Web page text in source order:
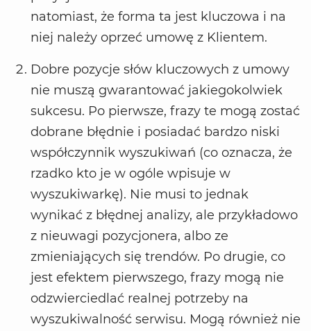
natomiast, że forma ta jest kluczowa i na
niej należy oprzeć umowę z Klientem.
Dobre pozycje słów kluczowych z umowy
nie muszą gwarantować jakiegokolwiek
sukcesu. Po pierwsze, frazy te mogą zostać
dobrane błędnie i posiadać bardzo niski
współczynnik wyszukiwań (co oznacza, że
rzadko kto je w ogóle wpisuje w
wyszukiwarkę). Nie musi to jednak
wynikać z błędnej analizy, ale przykładowo
z nieuwagi pozycjonera, albo ze
zmieniających się trendów. Po drugie, co
jest efektem pierwszego, frazy mogą nie
odzwierciedlać realnej potrzeby na
wyszukiwalność serwisu. Mogą również nie